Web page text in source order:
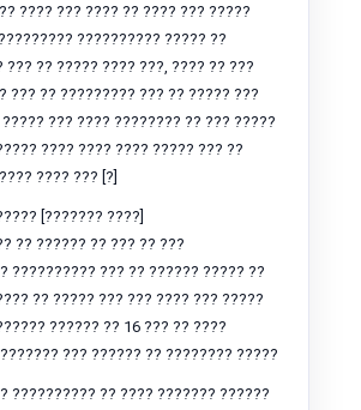
???? ??? ???? ?? ???? ??? ?????
?????????? ????? ??
??? ?? ????? ???? ???, ???? ?? ???
??? ?? ????????? ??? ?? ????? ???
??? ???? ???????? ?? ??? ?????
???? ???? ???? ????? ??? ??
???? ??? [?]
[??????? ????]
?? ?????? ?? ??? ?? ???
?????????? ??? ?? ?????? ????? ??
?? ????? ??? ??? ???? ??? ?????
?????? ?? 16 ??? ?? ????
??? ?????? ?? ???????? ?????
?????????? ?? ???? ??????? ??????